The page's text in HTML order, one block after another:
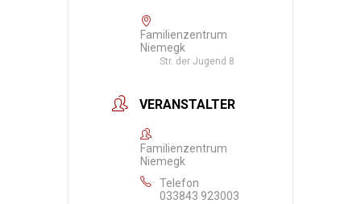
Familienzentrum
Niemegk
Str. der Jugend 8
VERANSTALTER
Familienzentrum
Niemegk
Telefon
033843 923003